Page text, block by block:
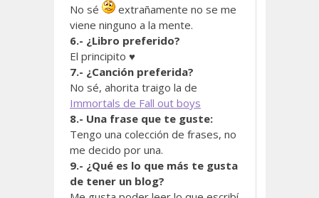
No sé
extrañamente no se me
viene ninguno a la mente.
6.- ¿Libro preferido?
El principito ♥
7.- ¿Canción preferida?
No sé, ahorita traigo la de
Immortals de Fall out boys
8.- Una frase que te guste:
Tengo una colección de frases, no
me decido por una.
9.- ¿Qué es lo que más te gusta
de tener un blog?